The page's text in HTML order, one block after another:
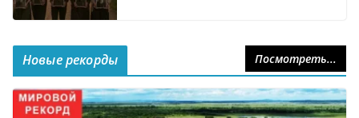
Новые рекорды Посмотреть...